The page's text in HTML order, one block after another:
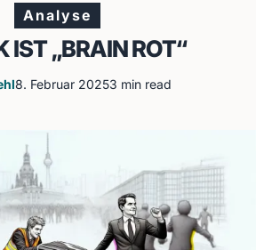
Analyse
IST „BRAIN ROT“
8. Februar 20253 min read